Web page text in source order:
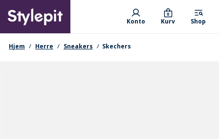
main
content
Primary departments
Konto Kurv
0
Shop
navigationssti
Hjem Herre Sneakers Skechers